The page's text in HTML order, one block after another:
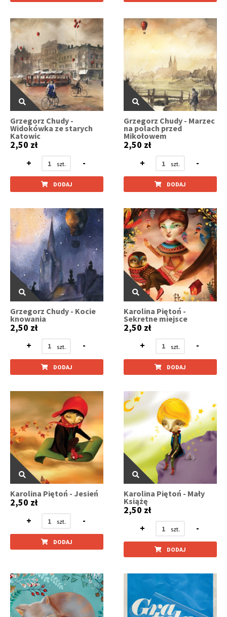
Grzegorz Chudy -
Widokówka ze starych
Katowic
2,50 zł
+
-
DODAJ
Grzegorz Chudy - Marzec
na polach przed
Mikołowem
2,50 zł
+
-
DODAJ
Grzegorz Chudy - Kocie
knowania
2,50 zł
+
-
DODAJ
Karolina Piętoń -
Sekretne miejsce
2,50 zł
+
-
DODAJ
Karolina Piętoń - Jesień
2,50 zł
+
-
DODAJ
Karolina Piętoń - Mały
Książę
2,50 zł
+
-
DODAJ